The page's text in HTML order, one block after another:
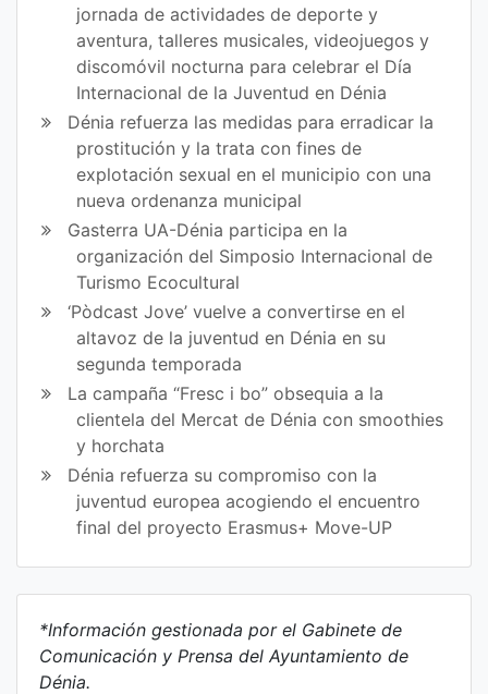
jornada de actividades de deporte y
aventura, talleres musicales, videojuegos y
discomóvil nocturna para celebrar el Día
Internacional de la Juventud en Dénia
Dénia refuerza las medidas para erradicar la
prostitución y la trata con fines de
explotación sexual en el municipio con una
nueva ordenanza municipal
Gasterra UA-Dénia participa en la
organización del Simposio Internacional de
Turismo Ecocultural
‘Pòdcast Jove’ vuelve a convertirse en el
altavoz de la juventud en Dénia en su
segunda temporada
La campaña “Fresc i bo” obsequia a la
clientela del Mercat de Dénia con smoothies
y horchata
Dénia refuerza su compromiso con la
juventud europea acogiendo el encuentro
final del proyecto Erasmus+ Move-UP
*Información gestionada por el Gabinete de
Comunicación y Prensa del Ayuntamiento de
Dénia.